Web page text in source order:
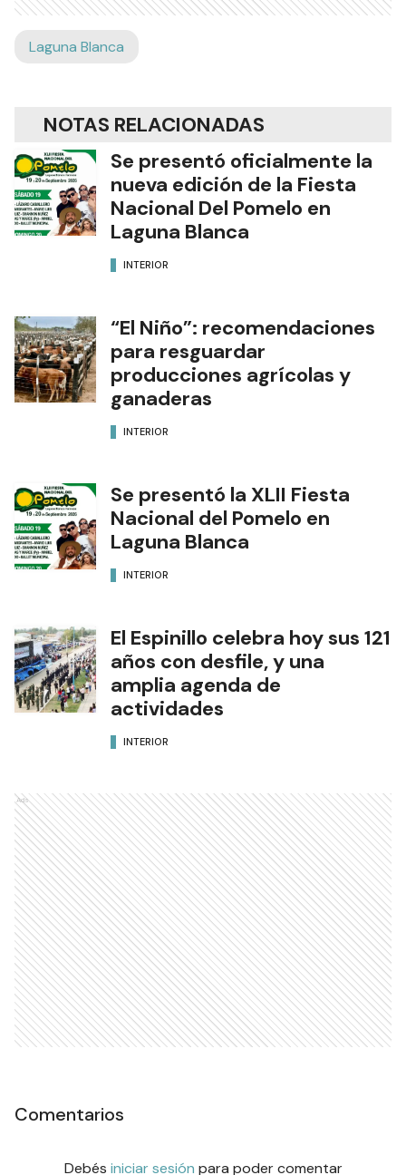
Laguna Blanca
NOTAS RELACIONADAS
Se presentó oficialmente la
nueva edición de la Fiesta
Nacional Del Pomelo en
Laguna Blanca
INTERIOR
“El Niño”: recomendaciones
para resguardar
producciones agrícolas y
ganaderas
INTERIOR
Se presentó la XLII Fiesta
Nacional del Pomelo en
Laguna Blanca
INTERIOR
El Espinillo celebra hoy sus 121
años con desfile, y una
amplia agenda de
actividades
INTERIOR
Ads
Comentarios
Debés iniciar sesión para poder comentar